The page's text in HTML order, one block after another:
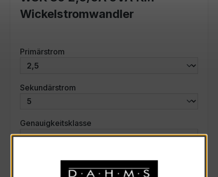
Wickelstromwandler
Primärstrom
Sekundärstrom
Genauigkeitsklasse
Scheinleistung (VA)auswählen